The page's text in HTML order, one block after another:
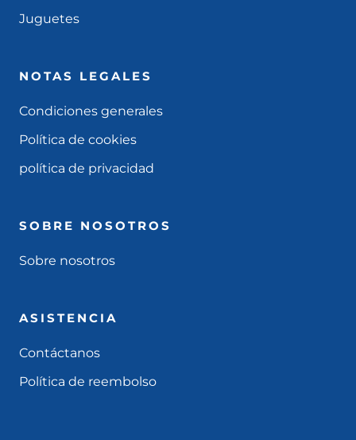
Juguetes
NOTAS LEGALES
Condiciones generales
Política de cookies
política de privacidad
SOBRE NOSOTROS
Sobre nosotros
ASISTENCIA
Contáctanos
Política de reembolso